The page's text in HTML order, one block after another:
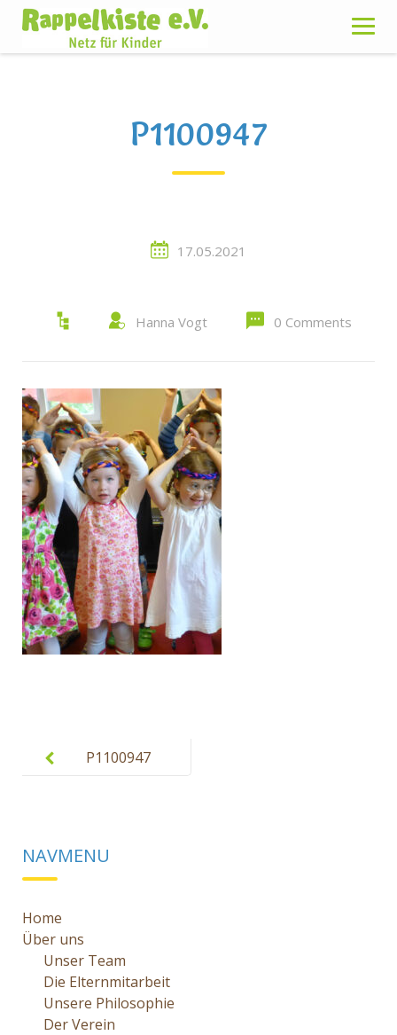
Skip
content
P1100947
17.05.2021
Hanna Vogt 0 Comments
navigationP1100947
NAVMENU
Home
Über uns
Unser Team
Die Elternmitarbeit
Unsere Philosophie
Der Verein